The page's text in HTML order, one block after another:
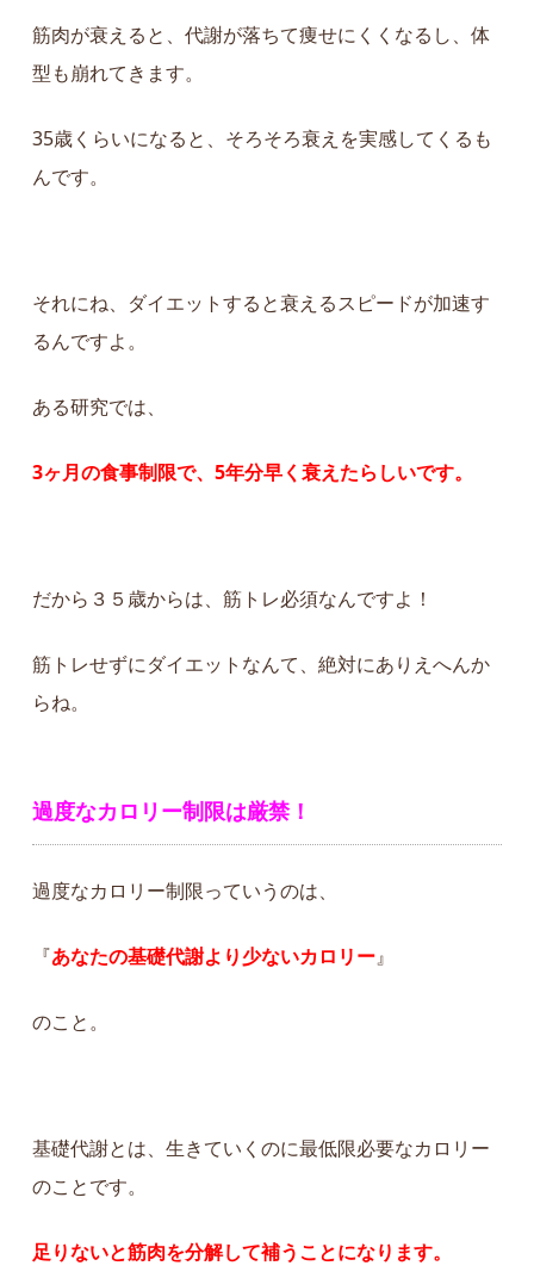
筋肉が衰えると、代謝が落ちて痩せにくくなるし、体
型も崩れてきます。
35歳くらいになると、そろそろ衰えを実感してくるも
んです。
それにね、ダイエットすると衰えるスピードが加速す
るんですよ。
ある研究では、
3ヶ月の食事制限で、5年分早く衰えたらしいです。
だから３５歳からは、筋トレ必須なんですよ！
筋トレせずにダイエットなんて、絶対にありえへんか
らね。
過度なカロリー制限は厳禁！
過度なカロリー制限っていうのは、
『あなたの基礎代謝より少ないカロリー』
のこと。
基礎代謝とは、生きていくのに最低限必要なカロリー
のことです。
足りないと筋肉を分解して補うことになります。